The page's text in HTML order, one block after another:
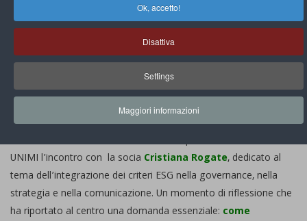
Ok, accetto!
Disattiva
Settings
Maggiori informazioni
Appuntamenti. Integrare i criteri ESG:
governance, strategia e comunicazione
Visite: 1410
Share:
Mercoledì 18 febbraio 2026 si è tenuto presso la Fondazione
UNIMI l’incontro con la socia Cristiana Rogate, dedicato al
tema dell’integrazione dei criteri ESG nella governance, nella
strategia e nella comunicazione. Un momento di riflessione che
ha riportato al centro una domanda essenziale: come